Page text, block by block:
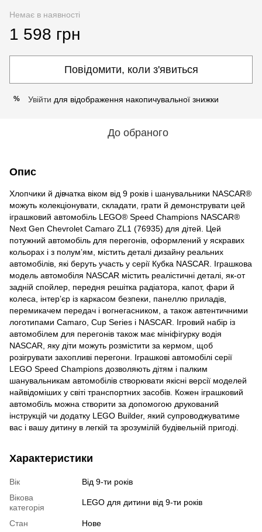
Немає в наявності
1 598 грн
Повідомити, коли з'явиться
% Увійти для відображення накопичувальної знижки
До обраного
Опис
Хлопчики й дівчатка віком від 9 років і шанувальники NASCAR®
можуть колекціонувати, складати, грати й демонструвати цей
іграшковий автомобіль LEGO® Speed Champions NASCAR®
Next Gen Chevrolet Camaro ZL1 (76935) для дітей. Цей
потужний автомобіль для перегонів, оформлений у яскравих
кольорах і з полумʼям, містить деталі дизайну реальних
автомобілів, які беруть участь у серії Кубка NASCAR. Іграшкова
модель автомобіля NASCAR містить реалістичні деталі, як-от
задній спойлер, передня решітка радіатора, капот, фари й
колеса, інтерʼєр із каркасом безпеки, панеллю приладів,
перемикачем передач і вогнегасником, а також автентичними
логотипами Camaro, Cup Series і NASCAR. Ігровий набір із
автомобілем для перегонів також має мініфігурку водія
NASCAR, яку діти можуть розмістити за кермом, щоб
розігрувати захопливі перегони. Іграшкові автомобілі серії
LEGO Speed Champions дозволяють дітям і палким
шанувальникам автомобілів створювати якісні версії моделей
найвідоміших у світі транспортних засобів. Кожен іграшковий
автомобіль можна створити за допомогою друкований
інструкцій чи додатку LEGO Builder, який супроводжуватиме
вас і вашу дитину в легкій та зрозумілій будівельній пригоді.
Характеристики
Вік
Від 9-ти років
Вікова
категорія
LEGO для дитини від 9-ти років
Стан
Нове